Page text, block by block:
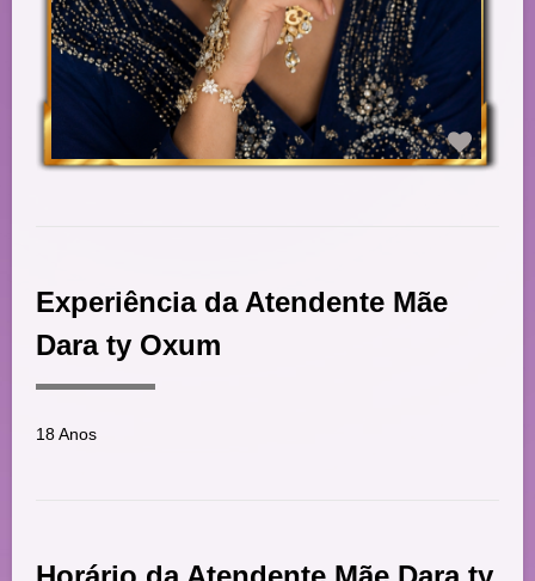
Experiência da Atendente Mãe
Dara ty Oxum
18 Anos